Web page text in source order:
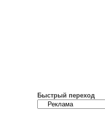
Быстрый переход